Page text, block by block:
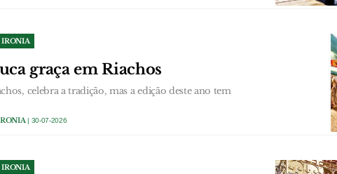
IRONIA
graça em Riachos
celebra a tradição, mas a edição deste ano tem
| 30-07-2026
IRONIA